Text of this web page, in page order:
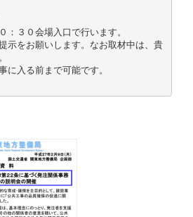
：３０会場入口で行います。
示をお願いします。なお取材中は、貴
に入る前まで可能です。